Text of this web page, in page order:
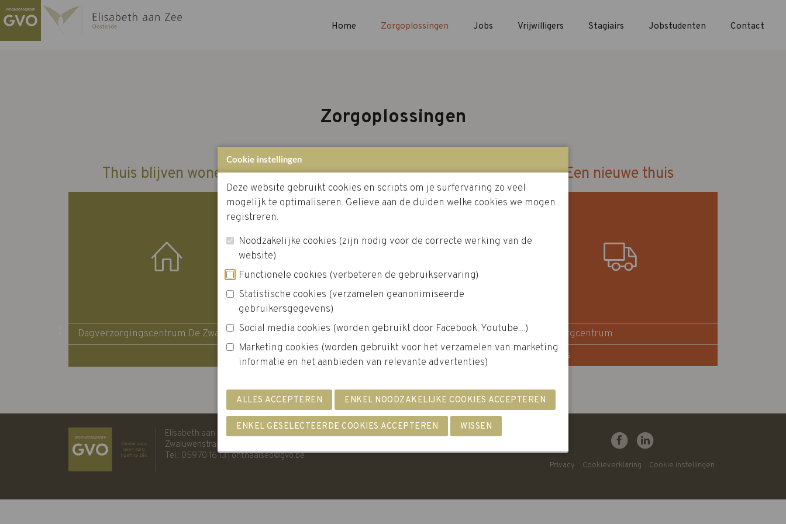
Home Zorgoplossingen Jobs Vrijwilligers Stagiairs Jobstudenten Contact
Zorgoplossingen
Thuis blijven wonen
Dagverzorgingscentrum De Zwaluw
Tijdelijk niet thuis wonen
Kortverblijf Passage
Oriënterend kortverblijf
Een nieuwe thuis
Woonzorgcentrum
Zorgflats
Elisabeth aan Zee
Zwaluwenstraat 2 | 8400 Oostende
Tel.: 059 70 16 13|onthaalseo@gvo.be
Privacy Cookieverklaring Cookie instellingen
Cookie instellingen
Deze website gebruikt cookies en scripts om je surfervaring zo veel
mogelijk te optimaliseren. Gelieve aan de duiden welke cookies we mogen
registreren.
Noodzakelijke cookies (zijn nodig voor de correcte werking van de
website)
Functionele cookies (verbeteren de gebruikservaring)
Statistische cookies (verzamelen geanonimiseerde
gebruikersgegevens)
Social media cookies (worden gebruikt door Facebook, Youtube,...)
Marketing cookies (worden gebruikt voor het verzamelen van marketing
informatie en het aanbieden van relevante advertenties)